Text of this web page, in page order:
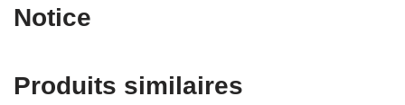
Notice
Produits similaires